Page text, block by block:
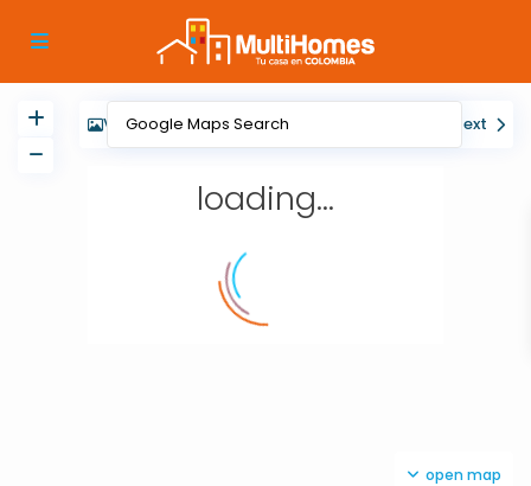
loading...
open map
View My Location Next